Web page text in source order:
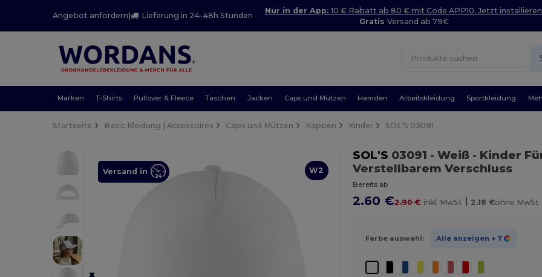
Angebot anfordern | Lieferung in 24-48h Stunden
Nur in der App: 10 € Rabatt ab 80 € mit Code APP10. Jetzt
GratisVersand ab 79€
Marken T-Shirts Pullover & Fleece Taschen Jacken Caps und Mützen Hemden Arbeitskleidung Sportkleidung
Startseite Basic Kleidung | Accessoires Caps und Mützen Kappen Kinder SOL'S 03091
W2
Versand in
SOL'S 03091 - Weiß- Kinder
Verstellbarem Verschluss
Bereits ab
2.60 €2.90 € inkl. MwSt | 2.18 €ohne MwSt
Farbe auswahl: Alle anzeigen + 7